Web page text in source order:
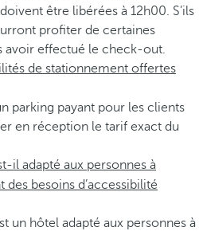
être libérées à 12h00. S’ils
profiter de certaines
avoir effectué le check-out.
de stationnement offertes
parking payant pour les clients
en réception le tarif exact du
il adapté aux personnes à
besoins d’accessibilité
un hôtel adapté aux personnes à